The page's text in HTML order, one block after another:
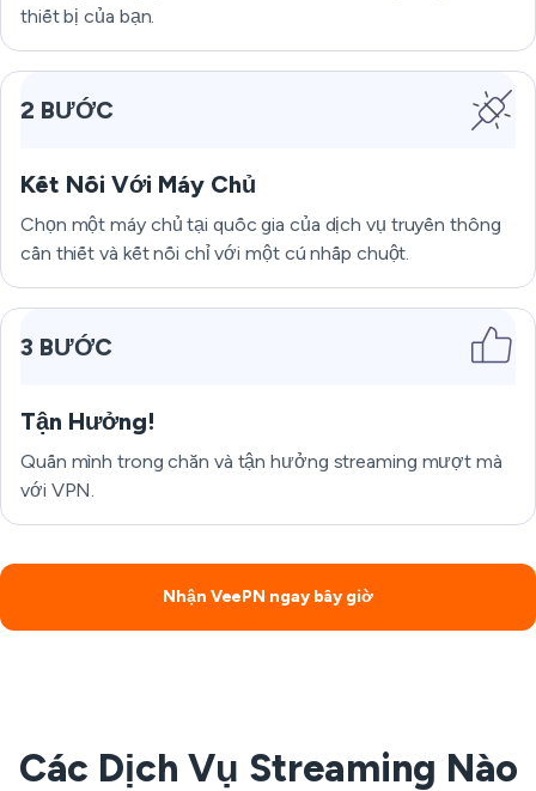
thiết bị của bạn.
2 BƯỚC
Kết Nối Với Máy Chủ
Chọn một máy chủ tại quốc gia của dịch vụ truyền thông
cần thiết và kết nối chỉ với một cú nhấp chuột.
3 BƯỚC
Tận Hưởng!
Quấn mình trong chăn và tận hưởng streaming mượt mà
với VPN.
Nhận VeePN ngay bây giờ
Các Dịch Vụ Streaming Nào